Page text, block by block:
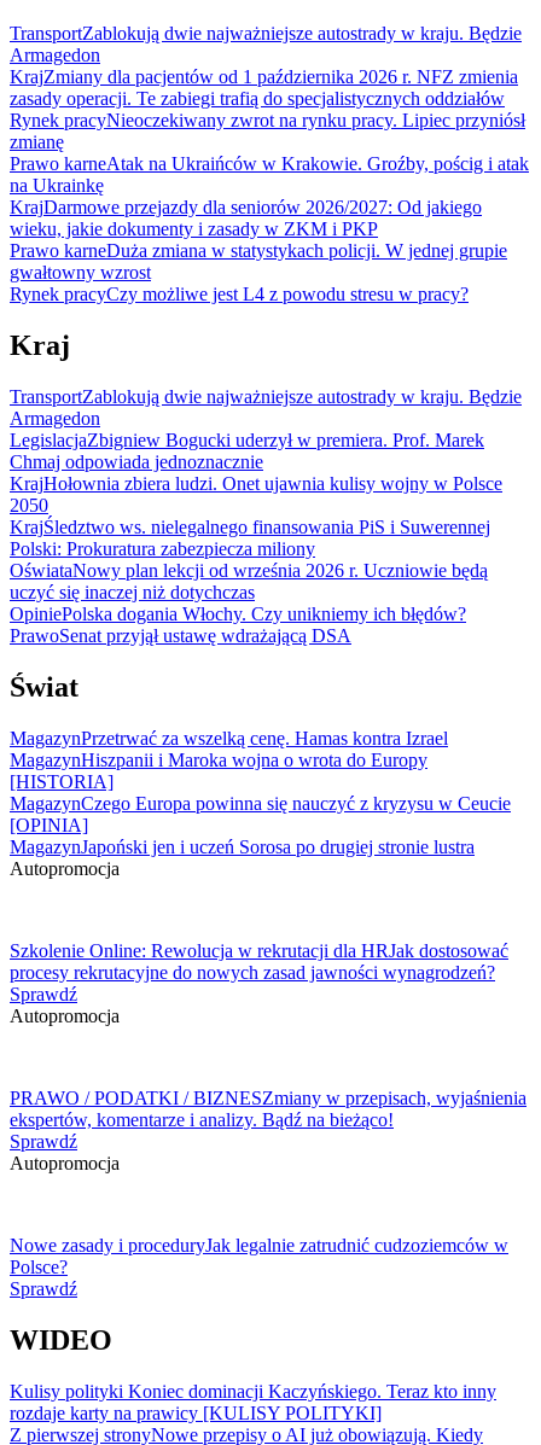
TransportZablokują dwie najważniejsze autostrady w kraju. Będzie
Armagedon
KrajZmiany dla pacjentów od 1 października 2026 r. NFZ zmienia
zasady operacji. Te zabiegi trafią do specjalistycznych oddziałów
Rynek pracyNieoczekiwany zwrot na rynku pracy. Lipiec przyniósł
zmianę
Prawo karneAtak na Ukraińców w Krakowie. Groźby, pościg i atak
na Ukrainkę
KrajDarmowe przejazdy dla seniorów 2026/2027: Od jakiego
wieku, jakie dokumenty i zasady w ZKM i PKP
Prawo karneDuża zmiana w statystykach policji. W jednej grupie
gwałtowny wzrost
Rynek pracyCzy możliwe jest L4 z powodu stresu w pracy?
Kraj
TransportZablokują dwie najważniejsze autostrady w kraju. Będzie
Armagedon
LegislacjaZbigniew Bogucki uderzył w premiera. Prof. Marek
Chmaj odpowiada jednoznacznie
KrajHołownia zbiera ludzi. Onet ujawnia kulisy wojny w Polsce
2050
KrajŚledztwo ws. nielegalnego finansowania PiS i Suwerennej
Polski: Prokuratura zabezpiecza miliony
OświataNowy plan lekcji od września 2026 r. Uczniowie będą
uczyć się inaczej niż dotychczas
OpiniePolska dogania Włochy. Czy unikniemy ich błędów?
PrawoSenat przyjął ustawę wdrażającą DSA
Świat
MagazynPrzetrwać za wszelką cenę. Hamas kontra Izrael
MagazynHiszpanii i Maroka wojna o wrota do Europy
[HISTORIA]
MagazynCzego Europa powinna się nauczyć z kryzysu w Ceucie
[OPINIA]
MagazynJapoński jen i uczeń Sorosa po drugiej stronie lustra
Autopromocja
Szkolenie Online: Rewolucja w rekrutacji dla HRJak dostosować
procesy rekrutacyjne do nowych zasad jawności wynagrodzeń?
Sprawdź
Autopromocja
PRAWO / PODATKI / BIZNESZmiany w przepisach, wyjaśnienia
ekspertów, komentarze i analizy. Bądź na bieżąco!
Sprawdź
Autopromocja
Nowe zasady i proceduryJak legalnie zatrudnić cudzoziemców w
Polsce?
Sprawdź
WIDEO
Kulisy polityki Koniec dominacji Kaczyńskiego. Teraz kto inny
rozdaje karty na prawicy [KULISY POLITYKI]
Z pierwszej stronyNowe przepisy o AI już obowiązują. Kiedy